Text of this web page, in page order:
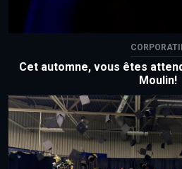
Cet automne, vous êtes
Moulin!